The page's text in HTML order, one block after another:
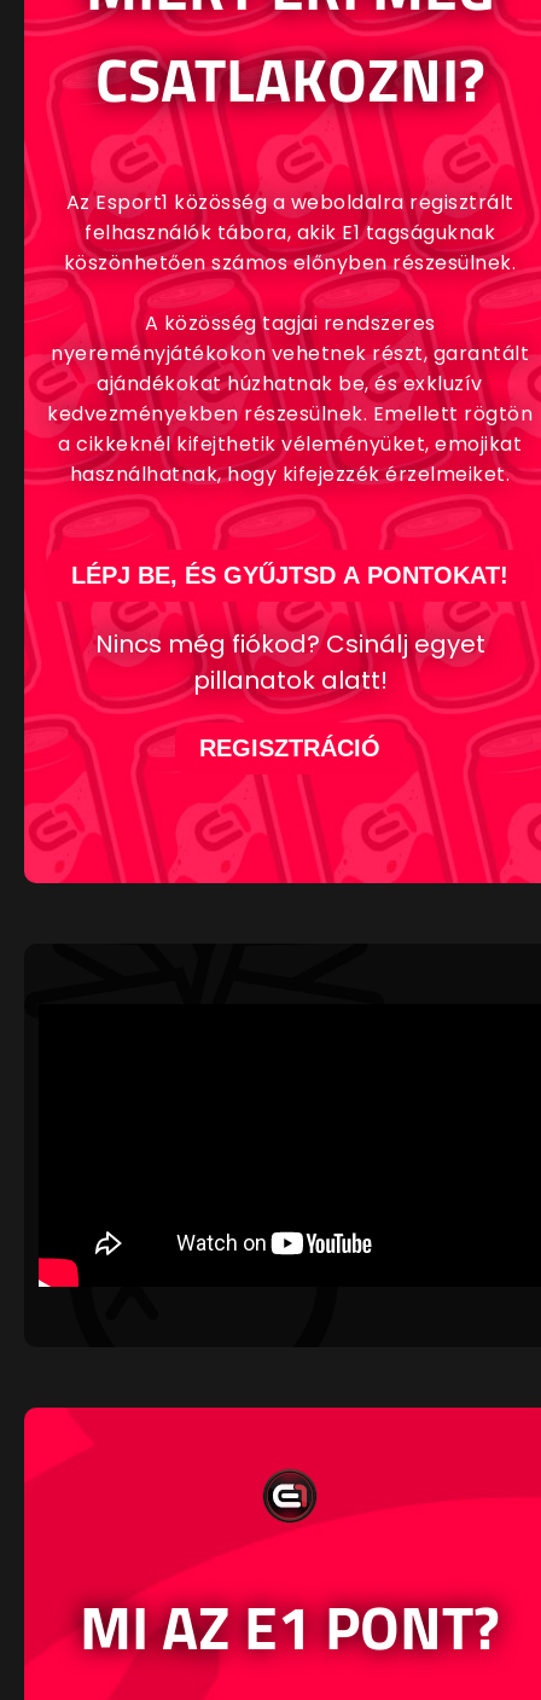
CSATLAKOZNI?
Az Esport1 közösség a weboldalra regisztrált
felhasználók tábora, akik E1 tagságuknak
köszönhetően számos előnyben részesülnek.
A közösség tagjai rendszeres
nyereményjátékokon vehetnek részt, garantált
ajándékokat húzhatnak be, és exkluzív
kedvezményekben részesülnek. Emellett rögtön
a cikkeknél kifejthetik véleményüket, emojikat
használhatnak, hogy kifejezzék érzelmeiket.
LÉPJ BE, ÉS GYŰJTSD A PONTOKAT!
Nincs még fiókod? Csinálj egyet
pillanatok alatt!
REGISZTRÁCIÓ
MI AZ E1 PONT?